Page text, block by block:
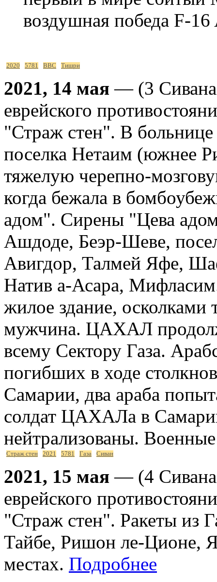
воздушная победа F-
2020 5781 ВВС Тишри
2021, 14 мая — (3 Сивана
еврейского
"Страж стен". В
поселка Нетаим (южнее
тяжелую черепно-
когда бежала в
адом". Сирены "Цева
Ашдоде, Беэр-Шеве,
Авигдор, Талмей Яфе,
Натив а-Асара,
жилое здание, осколками
мужчина. ЦАХАЛ
всему Сектору Газа.
погибших в ходе
Самарии, два араба
солдат ЦАХАЛа в
нейтрализованы.
Страж стен 2021 5781 Газа Сиван
2021, 15 мая — (4 Сивана
еврейского
"Страж стен". Ракеты из
Тайбе, Ришон ле-Ционе,
местах. Подробнее